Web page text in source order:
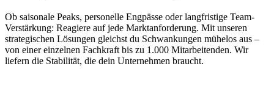
Ob saisonale Peaks, personelle Engpässe oder langfristige Team-
Verstärkung: Reagiere auf jede Marktanforderung. Mit unseren
strategischen Lösungen gleichst du Schwankungen mühelos aus –
von einer einzelnen Fachkraft bis zu 1.000 Mitarbeitenden. Wir
liefern die Stabilität, die dein Unternehmen braucht.